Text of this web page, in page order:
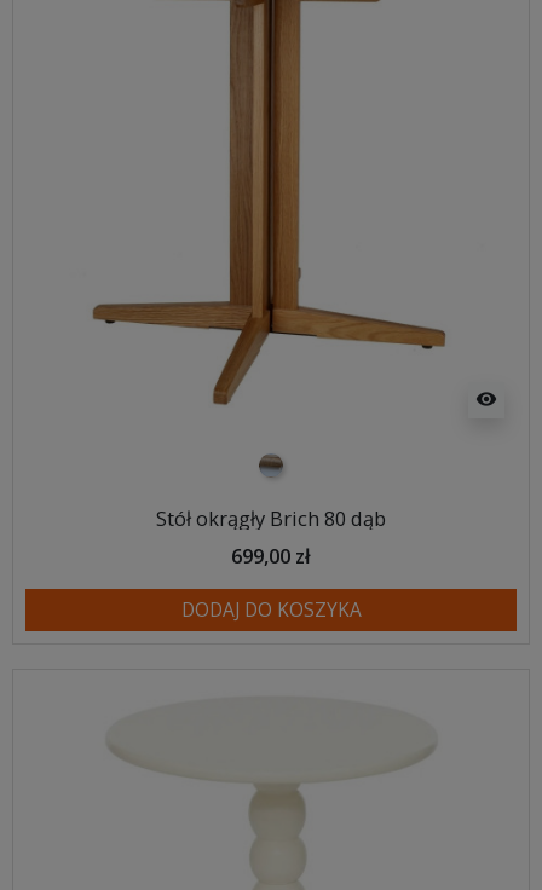
visibility
biało drewniany
Stół okrągły Brich 80 dąb
699,00 zł
DODAJ DO KOSZYKA